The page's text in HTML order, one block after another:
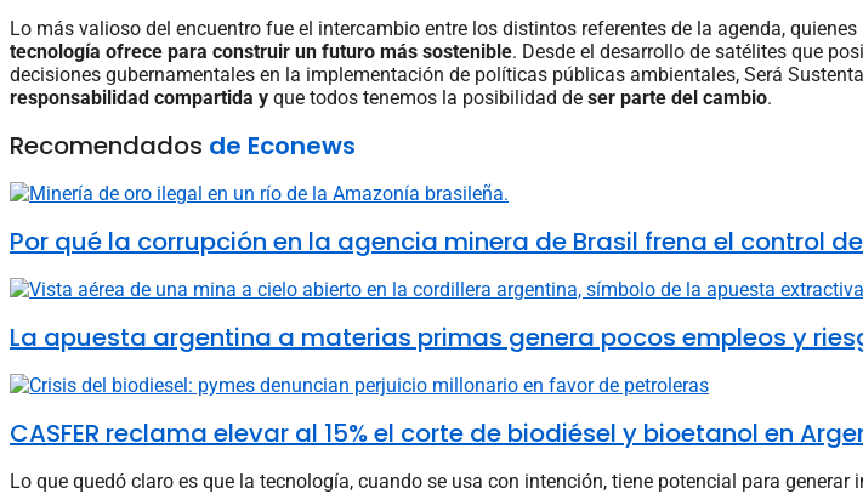
Lo más valioso del encuentro fue el intercambio entre los distintos referentes de la agenda,
tecnología ofrece para construir un futuro más sostenible. Desde el desarrollo de satélites que
decisiones gubernamentales en la implementación de políticas públicas ambientales, Será
responsabilidad compartida y que todos tenemos la posibilidad de ser parte del cambio.
Recomendados de Econews
Por qué la corrupción en la agencia minera de Brasil frena el control
La apuesta argentina a materias primas genera pocos empleos y
CASFER reclama elevar al 15% el corte de biodiésel y bioetanol en
Lo que quedó claro es que la tecnología, cuando se usa con intención, tiene potencial para